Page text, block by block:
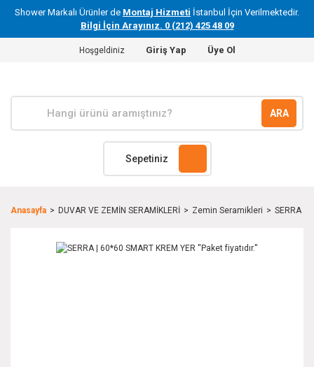
Shower Markalı Ürünler de Montaj Hizmeti İstanbul İçin Verilmektedir.
Bilgi İçin Arayınız. 0 (212) 425 48 09
Hoşgeldiniz Giriş Yap Üye Ol
ARA
Sepetiniz
Anasayfa DUVAR VE ZEMİN SERAMİKLERİ Zemin Seramikleri SERRA |